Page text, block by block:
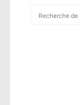
pour :